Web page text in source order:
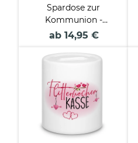
Spardose zur
Kommunion -
Pusteblume - mit
personalisierbar
ab 14,95 €